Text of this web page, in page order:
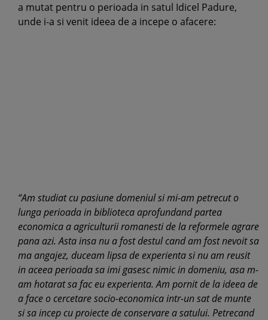
a mutat pentru o perioada in satul Idicel Padure,
unde i-a si venit ideea de a incepe o afacere:
“Am studiat cu pasiune domeniul si mi-am petrecut o
lunga perioada in biblioteca aprofundand partea
economica a agriculturii romanesti de la reformele agrare
pana azi. Asta insa nu a fost destul cand am fost nevoit sa
ma angajez, duceam lipsa de experienta si nu am reusit
in aceea perioada sa imi gasesc nimic in domeniu, asa m-
am hotarat sa fac eu experienta. Am pornit de la ideea de
a face o cercetare socio-economica intr-un sat de munte
si sa incep cu proiecte de conservare a satului. Petrecand